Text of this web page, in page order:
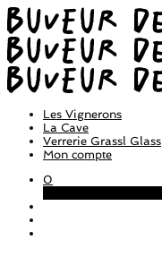
Les Vignerons
La Cave
Verrerie Grassl Glass
Mon compte
0